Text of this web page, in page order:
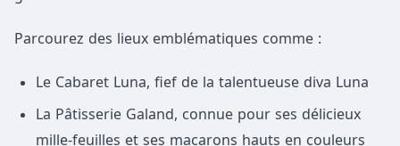
Parcourez des lieux emblématiques comme :
Le Cabaret Luna, fief de la talentueuse diva Luna
La Pâtisserie Galand, connue pour ses délicieux
mille-feuilles et ses macarons hauts en couleurs